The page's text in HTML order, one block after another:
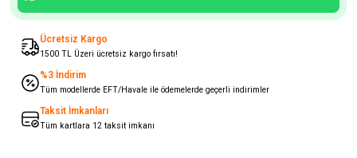
Ücretsiz Kargo
1500 TL Üzeri ücretsiz kargo fırsatı!
%3 İndirim
Tüm modellerde EFT/Havale ile ödemelerde geçerli indirimler
Taksit İmkanları
Tüm kartlara 12 taksit imkanı